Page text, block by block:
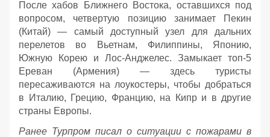
После хабов Ближнего Востока, оставшихся под
вопросом, четвертую позицию занимает Пекин
(Китай) — самый доступный узел для дальних
перелетов во Вьетнам, Филиппины, Японию,
Южную Корею и Лос-Анджелес. Замыкает топ-5
Ереван (Армения) — здесь туристы
пересаживаются на лоукостеры, чтобы добраться
в Италию, Грецию, Францию, на Кипр и в другие
страны Европы.
Ранее Турпром писал о ситуации с пожарами в